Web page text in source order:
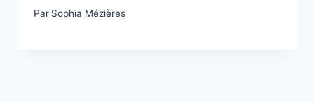
Par Sophia Mézières